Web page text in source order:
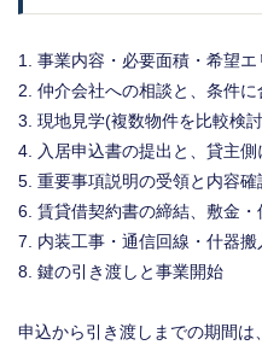
事業内容・必要面積・希望
仲介会社への相談と、条件
現地見学(複数物件を比較検
入居申込書の提出と、貸主
重要事項説明の受領と内容確
賃貸借契約書の締結、敷金
内装工事・通信回線・什器
鍵の引き渡しと事業開始
申込から引き渡しまでの期間